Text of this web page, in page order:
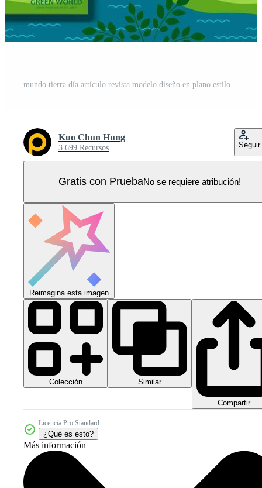
Kuo Chun Hung
3.699 Recursos Seguir
Gratis con PruebaNo se requiere atribución!
Reimagina esta imagen
Colección Similar
Compartir
Licencia Pro Standard
¿Qué es esto?
Más información